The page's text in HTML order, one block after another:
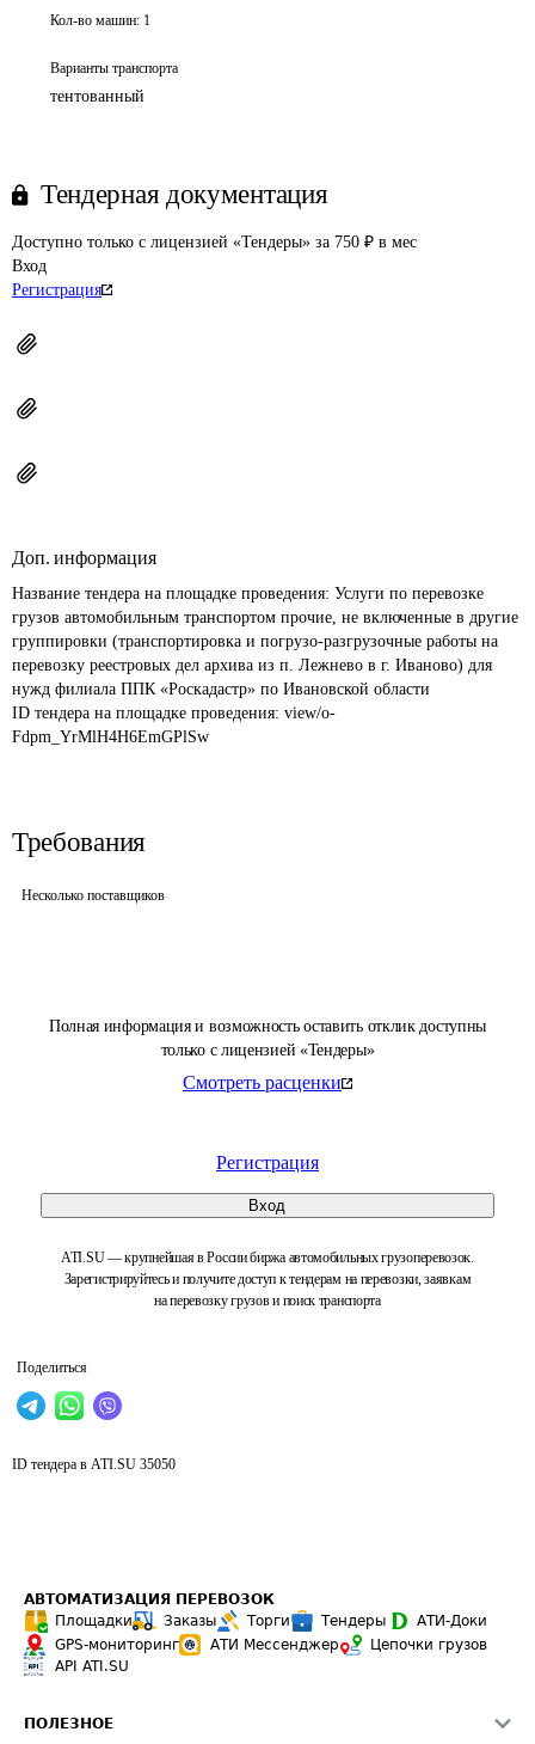
Полная информация и возможность оставить отклик доступны
только с лицензией «Тендеры»
Смотреть расценки
Регистрация
Вход
ATI.SU — крупнейшая в России биржа автомобильных грузоперевозок.
Зарегистрируйтесь и получите доступ к тендерам на перевозки, заявкам
на перевозку грузов и поиск транспорта
Поделиться
Кол-во машин: 1
Варианты транспорта
тентованный
Тендерная документация
Доступно только с лицензией «Тендеры» за 750 ₽ в мес
Вход
Регистрация
Доп. информация
Название тендера на площадке проведения: Услуги по перевозке
грузов автомобильным транспортом прочие, не включенные в другие
группировки (транспортировка и погрузо-разгрузочные работы на
перевозку реестровых дел архива из п. Лежнево в г. Иваново) для
нужд филиала ППК «Роскадастр» по Ивановской области
ID тендера на площадке проведения: view/o-
Fdpm_YrMlH4H6EmGPlSw
Требования
Несколько поставщиков
ID тендера в ATI.SU 35050
АВТОМАТИЗАЦИЯ ПЕРЕВОЗОК
Площадки
Заказы Торги Тендеры
АТИ-Доки
GPS-мониторинг
АТИ Мессенджер
Цепочки грузов
API ATI.SU
ПОЛЕЗНОЕ